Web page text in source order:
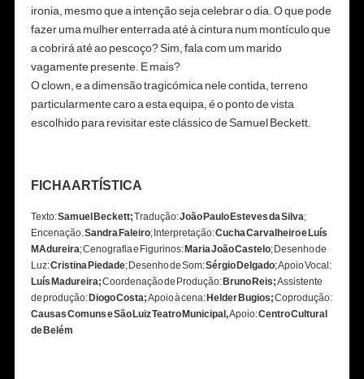
ironia, mesmo que a intenção seja celebrar o dia. O que pode
fazer uma mulher enterrada até à cintura num montículo que
a cobrirá até ao pescoço? Sim, fala com um marido
vagamente presente. E mais?
O clown, e a dimensão tragicómica nele contida, terreno
particularmente caro a esta equipa, é o ponto de vista
escolhido para revisitar este clássico de Samuel Beckett.
FICHA ARTÍSTICA
Texto:Samuel Beckett;Tradução:João Paulo Esteves da Silva;
Encenação.Sandra Faleiro; Interpretação:Cucha Carvalheiro e Luís
MAdureira; Cenografia e Figurinos: Maria João Castelo; Desenho de
Luz:Cristina Piedade; Desenho de Som:Sérgio Delgado;Apoio Vocal:
Luís Madureira;Coordenação de Produção: Bruno Reis;Assistente
de produção: Diogo Costa;Apoio à cena: Helder Bugios;Coprodução:
Causas Comuns e São Luiz Teatro Municipal,Apoio:Centro Cultural
de Belém